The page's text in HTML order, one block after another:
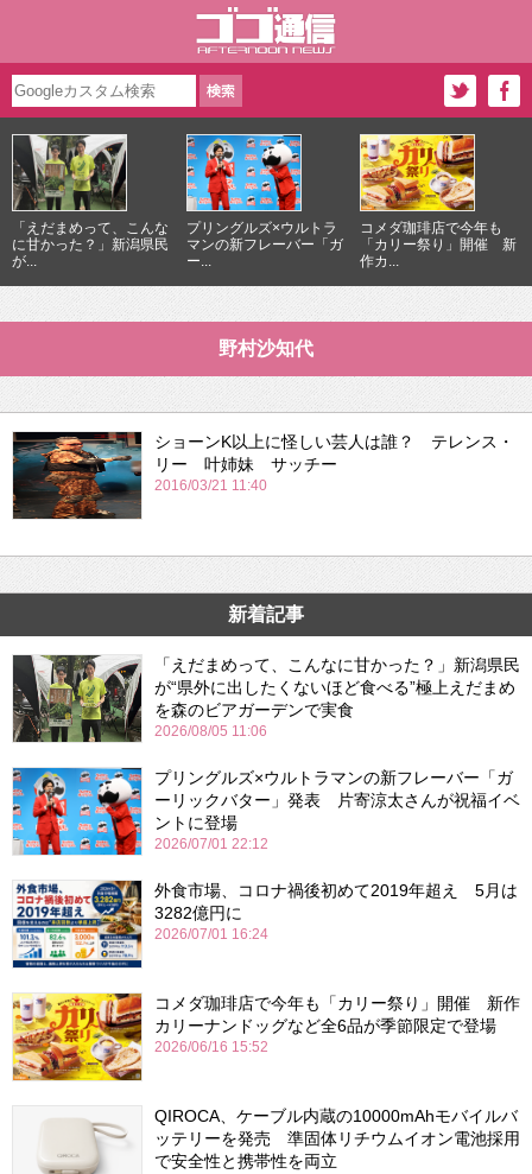
「えだまめって、こんな
に甘かった？」新潟県民
が...
プリングルズ×ウルトラ
マンの新フレーバー「ガ
ー...
コメダ珈琲店で今年も
「カリー祭り」開催 新
作カ...
野村沙知代
ショーンK以上に怪しい芸人は誰？ テレンス・
リー 叶姉妹 サッチー
2016/03/21 11:40
新着記事
「えだまめって、こんなに甘かった？」新潟県民
が“県外に出したくないほど食べる”極上えだまめ
を森のビアガーデンで実食
2026/08/05 11:06
プリングルズ×ウルトラマンの新フレーバー「ガ
ーリックバター」発表 片寄涼太さんが祝福イベ
ントに登場
2026/07/01 22:12
外食市場、コロナ禍後初めて2019年超え 5月は
3282億円に
2026/07/01 16:24
コメダ珈琲店で今年も「カリー祭り」開催 新作
カリーナンドッグなど全6品が季節限定で登場
2026/06/16 15:52
QIROCA、ケーブル内蔵の10000mAhモバイルバ
ッテリーを発売 準固体リチウムイオン電池採用
で安全性と携帯性を両立